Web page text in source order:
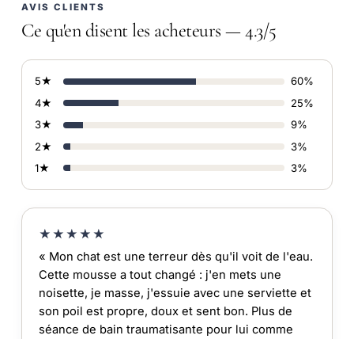
AVIS CLIENTS
Ce qu'en disent les acheteurs — 4.3/5
5★
60%
4★
25%
3★
9%
2★
3%
1★
3%
★★★★★
« Mon chat est une terreur dès qu'il voit de l'eau.
Cette mousse a tout changé : j'en mets une
noisette, je masse, j'essuie avec une serviette et
son poil est propre, doux et sent bon. Plus de
séance de bain traumatisante pour lui comme